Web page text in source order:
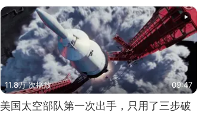
11.8万 次播放 09:47
美国太空部队第一次出手，只用了三步破